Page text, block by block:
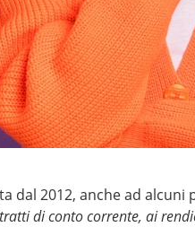
dal 2012, anche ad
di conto corrente, ai